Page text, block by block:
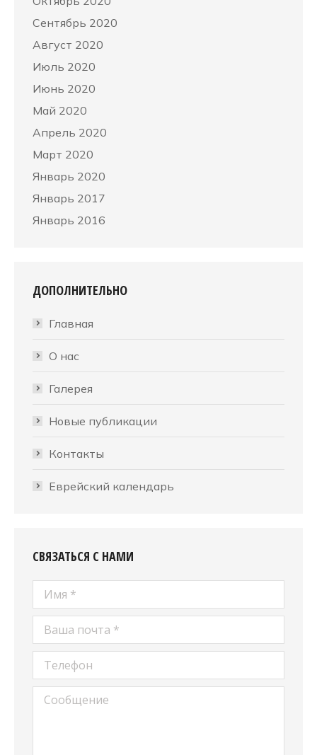
Сентябрь 2020
Август 2020
Июль 2020
Июнь 2020
Май 2020
Апрель 2020
Март 2020
Январь 2020
Январь 2017
Январь 2016
ДОПОЛНИТЕЛЬНО
Главная
О нас
Галерея
Новые публикации
Контакты
Еврейский календарь
СВЯЗАТЬСЯ С НАМИ
Имя *
Ваша почта *
Телефон
Сообщение